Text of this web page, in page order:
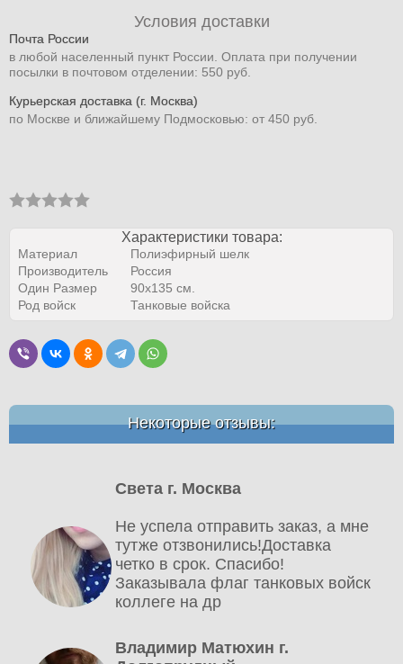
Условия доставки
Почта России
в любой населенный пункт России. Оплата при получении
посылки в почтовом отделении: 550 руб.
Курьерская доставка (г. Москва)
по Москве и ближайшему Подмосковью: от 450 руб.
Характеристики товара:
Материал
Полиэфирный шелк
Производитель
Россия
Один Размер
90х135 см.
Род войск
Танковые войска
Некоторые отзывы:
Света г. Москва
Не успела отправить заказ, а мне
тутже отзвонились!Доставка
четко в срок. Спасибо!
Заказывала флаг танковых войск
коллеге на др
Владимир Матюхин г.